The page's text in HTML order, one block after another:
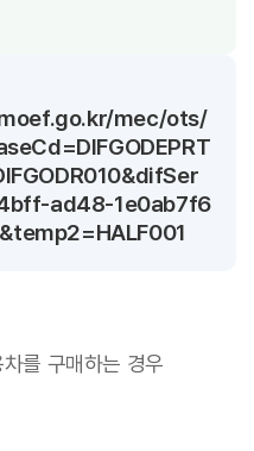
mec/ots/
ad48-1e0ab7f6
를 구매하는 경우